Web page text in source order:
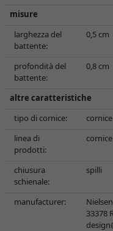
misure
larghezza del
battente:
0,5 cm
profondità del
battente:
0,8 cm
altre caratteristiche
tipo di cornice:
linea di
prodotti:
chiusura
schienale:
spilli
manufacturer:
33378